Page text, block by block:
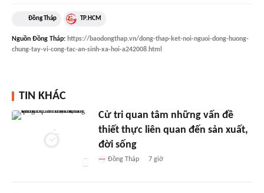
Đồng Tháp TP.HCM
Nguồn Đồng Tháp: https://baodongthap.vn/dong-thap-ket-noi-nguoi-dong-huong-
chung-tay-vi-cong-tac-an-sinh-xa-hoi-a242008.html
TIN KHÁC
Cử tri quan tâm những vấn đề
thiết thực liên quan đến sản xuất,
đời sống
Đồng Tháp 7 giờ